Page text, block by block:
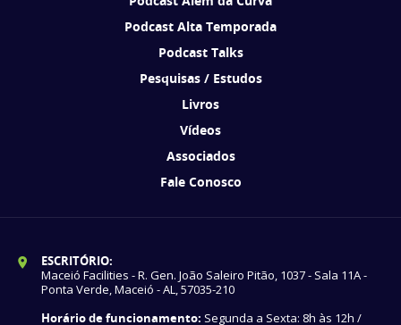
Podcast Alta Temporada
Podcast Talks
Pesquisas / Estudos
Livros
Vídeos
Associados
Fale Conosco
ESCRITÓRIO:
Maceió Facilities - R. Gen. João Saleiro Pitão, 1037 - Sala 11A -
Ponta Verde, Maceió - AL, 57035-210
Horário de funcionamento: Segunda a Sexta: 8h às 12h /